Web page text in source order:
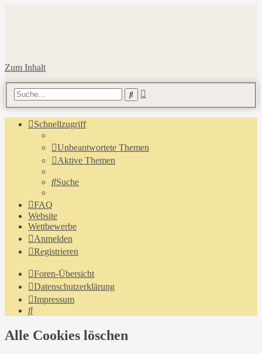
Zum Inhalt
Suche
Schnellzugriff
Unbeantwortete Themen
Aktive Themen
Suche
FAQ
Website
Wettbewerbe
Anmelden
Registrieren
Foren-Übersicht
Datenschutzerklärung
Impressum
Suche
Alle Cookies löschen